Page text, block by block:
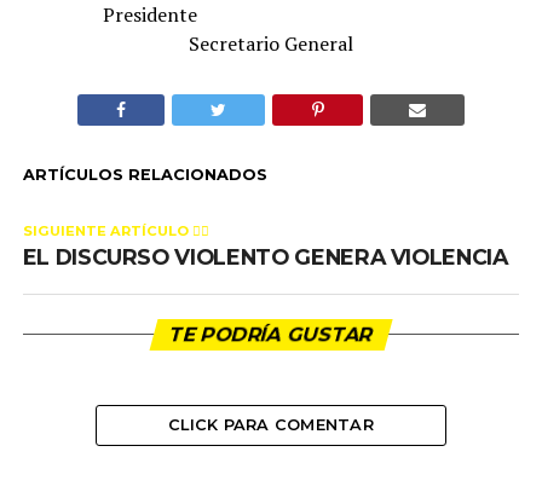
Presidente
Secretario General
ARTÍCULOS RELACIONADOS
SIGUIENTE ARTÍCULO 👈🏻
EL DISCURSO VIOLENTO GENERA VIOLENCIA
TE PODRÍA GUSTAR
CLICK PARA COMENTAR